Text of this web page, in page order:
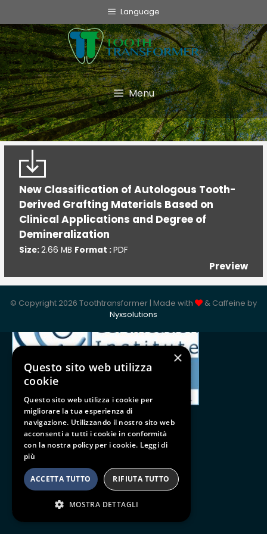
Language
Menu
New Classification of Autologous Tooth-
Derived Grafting Materials Based on
Clinical Applications and Degree of
Demineralization
Size:2.66 MB Format :PDF
Preview
Tooth Transformer system ®
The Device
Grinder
Monouso
TT Fairy
Informative
Cookie Policy
Privacy Policy
Politica della Qualità
ISO 9001:2015
Follow us
BE SOCIAL
© Copyright 2026 Toothtransformer | Made with
& Caffeine by
Nyxsolutions
×
Questo sito web utilizza
cookie
Questo sito web utilizza i cookie per
migliorare la tua esperienza di
navigazione. Utilizzando il nostro sito web
acconsenti a tutti i cookie in conformità
con la nostra policy per i cookie. Leggi di
più
ACCETTA TUTTO RIFIUTA TUTTO
MOSTRA DETTAGLI